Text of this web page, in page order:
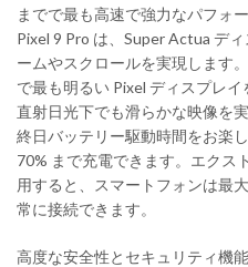
までで最も高速で強力なパフォ
Pixel 9 Pro は、Super Actua デ
ームやスクロールを実現します
で最も明るい Pixel ディスプレイ
直射日光下でも滑らかな映像を
終日バッテリー駆動時間をお楽
70% まで充電できます。エクス
用すると、スマートフォンは最
常に接続できます。
高度な安全性とセキュリティ機能